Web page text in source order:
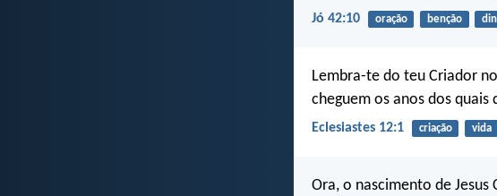
Jó 42:10 oração benção
Lembra-te do teu Criador
cheguem os anos dos
Eclesiastes 12:1 criação vida
Ora, o nascimento de